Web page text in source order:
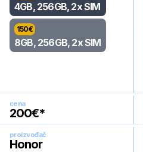
4GB, 256GB, 2x SIM
150€
8GB, 256GB, 2x SIM
cena
200€*
proizvođač
Honor